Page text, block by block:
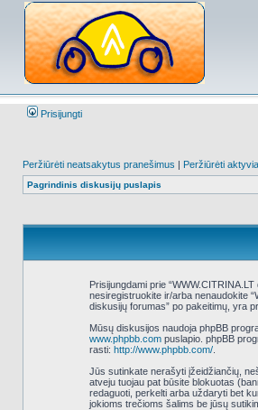
Prisijungti
Peržiūrėti neatsakytus pranešimus | Peržiūrėti
Pagrindinis diskusijų puslapis
Prisijungdami prie
nesiregistruokite ir/arba nenaudokite
diskusijų forumas” po pakeitimų, yra
Mūsų diskusijos naudoja phpBB
www.phpbb.compuslapio. phpBB
rasti: http://www.phpbb.com/.
Jūs sutinkate nerašyti įžeidžiančių,
atveju tuojau pat būsite blokuotas
redaguoti, perkelti arba uždaryti bet
jokioms trečioms šalims be jūsų